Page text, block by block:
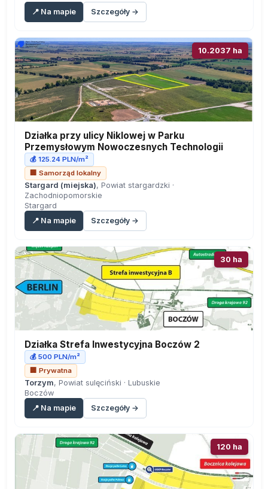
📍 Na mapie
Szczegóły →
10.2037 ha
Działka przy ulicy Niklowej w Parku
Przemysłowym Nowoczesnych Technologii
💰 125.24 PLN/m²
🏢 Samorząd lokalny
Stargard (miejska), Powiat stargardzki ·
Zachodniopomorskie
Stargard
📍 Na mapie
Szczegóły →
30 ha
Działka Strefa Inwestycyjna Boczów 2
💰 500 PLN/m²
🏢 Prywatna
Torzym, Powiat sulęciński · Lubuskie
Boczów
📍 Na mapie
Szczegóły →
120 ha